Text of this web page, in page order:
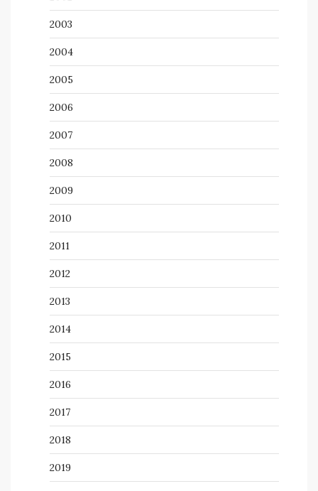
2003
2004
2005
2006
2007
2008
2009
2010
2011
2012
2013
2014
2015
2016
2017
2018
2019